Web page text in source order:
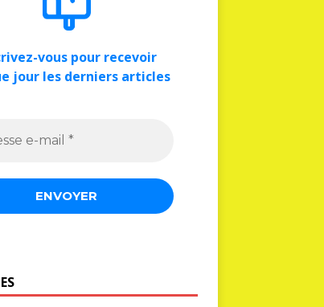
vous pour recevoir
jour les derniers articles